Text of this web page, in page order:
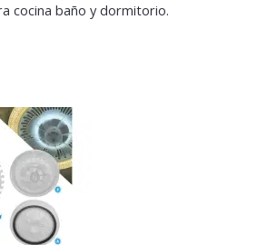
cocina baño y dormitorio.